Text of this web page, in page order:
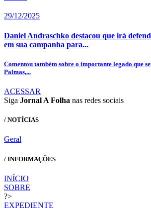
29/12/2025
Daniel Andraschko destacou que irá
em sua campanha para...
Comentou também sobre o importante legado que
Palmas,...
ACESSAR
Siga Jornal A Folha nas redes sociais
/ NOTÍCIAS
Geral
/ INFORMAÇÕES
INÍCIO
SOBRE
?>
EXPEDIENTE